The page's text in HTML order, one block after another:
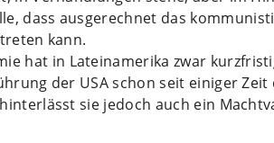
dass ausgerechnet das
kann.
hat in Lateinamerika zwar
der USA schon seit einiger Zeit
sie jedoch auch ein